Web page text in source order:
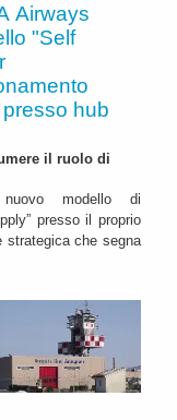
Airways
"Self
hub
il ruolo di
modello di
presso il proprio
strategica che segna